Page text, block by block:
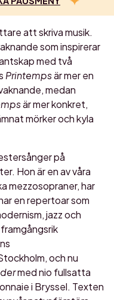
att skriva musik.
som inspirerar
med två
Printempsär mer en
medan
är mer konkret,
mörker och kyla
på
Hon är en av våra
mezzosopraner, har
en repertoar som
jazz och
och nu
med nio fullsatta
i Bryssel. Texten